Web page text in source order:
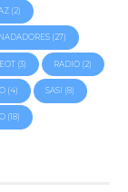
(2)
NADADORES (27)
(3) RADIO (2)
(4) SASI (8)
(18)